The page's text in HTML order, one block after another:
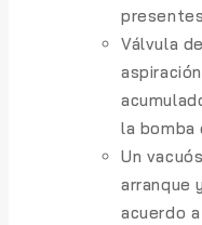
Válvula
la bomba
Un
arranque
acuerdo